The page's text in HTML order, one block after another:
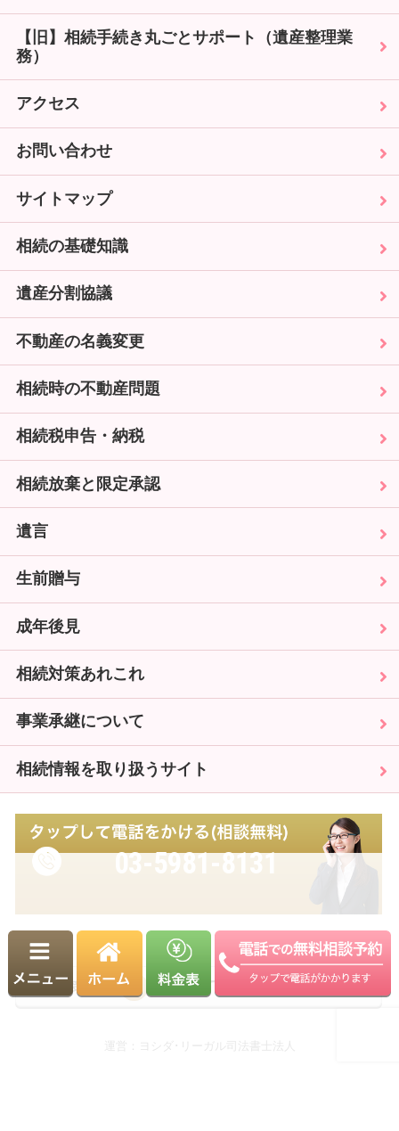
【旧】相続手続き丸ごとサポート（遺産整理業
務）
アクセス
お問い合わせ
サイトマップ
相続の基礎知識
遺産分割協議
不動産の名義変更
相続時の不動産問題
相続税申告・納税
相続放棄と限定承認
遺言
生前贈与
成年後見
相続対策あれこれ
事業承継について
相続情報を取り扱うサイト
03-5981-8131
受付時間 9:00～18:00（平日）
※土日・祝日も相談可能（要予約）
運営：ヨシダ･リーガル司法書士法人